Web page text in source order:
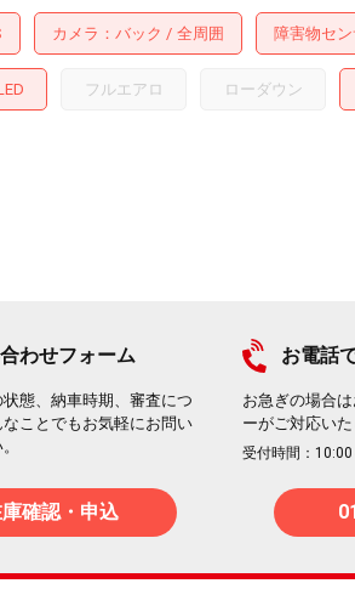
カメラ バック 全周囲 障害物セ
フルエアロ ローダウン
わせフォーム
態、納車時期、審査につ
ことでもお気軽にお問い
確認・申込
お電話
お急ぎの場合
ーがご対応いた
受付時間：